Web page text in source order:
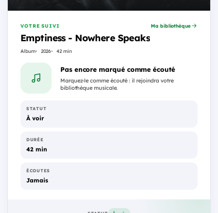
VOTRE SUIVI
Emptiness - Nowhere Speaks
Album 2026 42 min
Ma bibliothèque
Pas encore marqué comme écouté
Marquez-le comme écouté : il rejoindra votre
bibliothèque musicale.
STATUT
À voir
DURÉE
42 min
ÉCOUTES
Jamais